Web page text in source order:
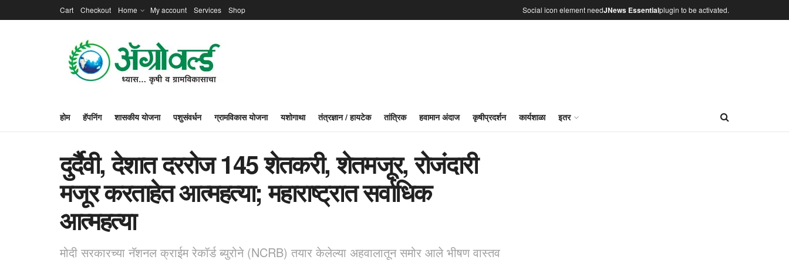
Cart Checkout Home My account Services Shop Social icon element needJNews Essentialplugin to be activated.
होम हॅपनिंग शासकीय योजना पशुसंवर्धन ग्रामविकास योजना यशोगाथा तंत्रज्ञान / हायटेक तांत्रिक हवामान अंदाज कृषीप्रदर्शन कार्यशाळा इतर
दुर्दैवी, देशात दररोज 145 शेतकरी, शेतमजूर, रोजंदारी
मजूर करताहेत आत्महत्या; महाराष्ट्रात सर्वाधिक
आत्महत्या
मोदी सरकारच्या नॅशनल क्राईम रेकॉर्ड ब्युरोने (NCRB) तयार केलेल्या अहवालातून समोर आले भीषण वास्तव